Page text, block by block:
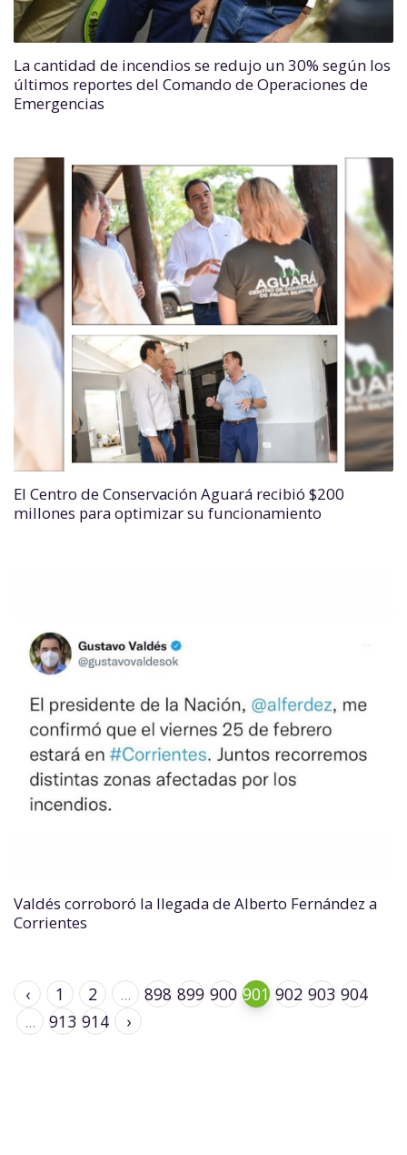
La cantidad de incendios se redujo un 30% según los
últimos reportes del Comando de Operaciones de
Emergencias
El Centro de Conservación Aguará recibió $200
millones para optimizar su funcionamiento
Valdés corroboró la llegada de Alberto Fernández a
Corrientes
‹ 1 2 ... 898 899 900 901 902 903 904
...
913 914 ›